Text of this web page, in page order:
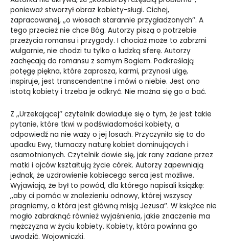
ponieważ stworzył obraz kobiety-sługi. Cichej,
zapracowanej, ,,o włosach starannie przygładzonych’’. A
tego przecież nie chce Bóg. Autorzy piszą o potrzebie
przeżycia romansu i przygody. I chociaż może to zabrzmi
wulgarnie, nie chodzi tu tylko o ludzką sferę. Autorzy
zachęcają do romansu z samym Bogiem. Podkreślają
potęgę piękna, które zaprasza, karmi, przynosi ulgę,
inspiruje, jest transcendentne i mówi o niebie. Jest ono
istotą kobiety i trzeba je odkryć. Nie można się go o bać.
Z ,,Urzekającej’’ czytelnik dowiaduje się o tym, że jest takie
pytanie, które tkwi w podświadomości kobiety, a
odpowiedź na nie waży o jej losach. Przyczyniło się to do
upadku Ewy, tłumaczy naturę kobiet dominujących i
osamotnionych. Czytelnik dowie się, jak rany zadane przez
matki i ojców kształtują życie córek. Autorzy zapewniają
jednak, że uzdrowienie kobiecego serca jest możliwe.
Wyjawiają, że był to powód, dla którego napisali książkę:
,,aby ci pomóc w znalezieniu odnowy, której wszyscy
pragniemy, a która jest główną misją Jezusa’’. W książce nie
mogło zabraknąć również wyjaśnienia, jakie znaczenie ma
mężczyzna w życiu kobiety. Kobiety, która powinna go
uwodzić. Wojowniczki.